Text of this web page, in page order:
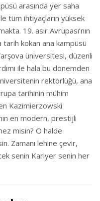
arasında yer saha
tüm ihtiyaçların yüksek
19. asır Avrupası’nın
tarih kokan ana kampüsü
üniversitesi, düzenli
ile hala bu dönemden
rektörlüğü, ana
tarihinin mühim
Kazimierzowski
en modern, prestijli
misin? O halde
Zamanı lehine çevir,
senin Kariyer senin her